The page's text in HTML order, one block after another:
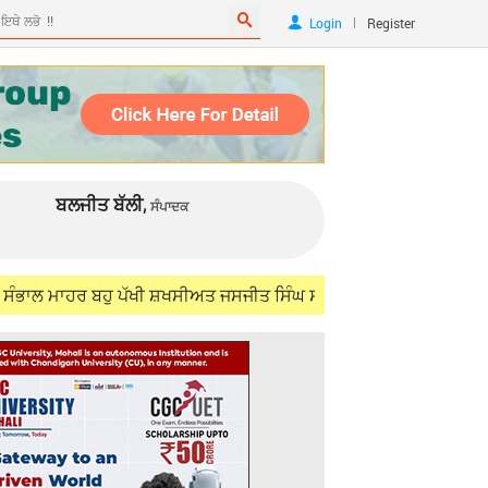
Login | Register
ਬਲਜੀਤ ਬੱਲੀ, ਸੰਪਾਦਕ
ਬਹੁ ਪੱਖੀ ਸ਼ਖਸੀਅਤ ਜਸਜੀਤ ਸਿੰਘ ਸਮੁੰਦਰੀ (IFS) ਨੂੰ ਯਾਦ ਕਰਦਿਆਂ